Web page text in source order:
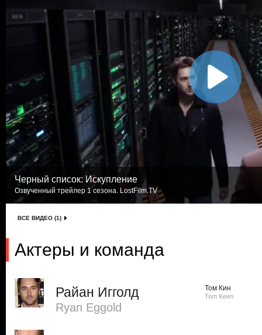
Черный список: Искупление
Озвученный трейлер 1 сезона. LostFilm.TV
ВСЕ ВИДЕО (1)
Актеры и команда
Райан Игголд
Ryan Eggold
Том Кин
Tom Keen